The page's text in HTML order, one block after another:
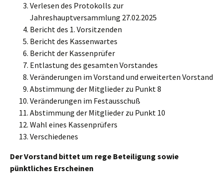
Verlesen des Protokolls zur
Jahreshauptversammlung 27.02.2025
Bericht des 1. Vorsitzenden
Bericht des Kassenwartes
Bericht der Kassenprüfer
Entlastung des gesamten Vorstandes
Veränderungen im Vorstand und erweiterten Vorstand
Abstimmung der Mitglieder zu Punkt 8
Veränderungen im Festausschuß
Abstimmung der Mitglieder zu Punkt 10
Wahl eines Kassenprüfers
Verschiedenes
Der Vorstand bittet um rege Beteiligung sowie
pünktliches Erscheinen